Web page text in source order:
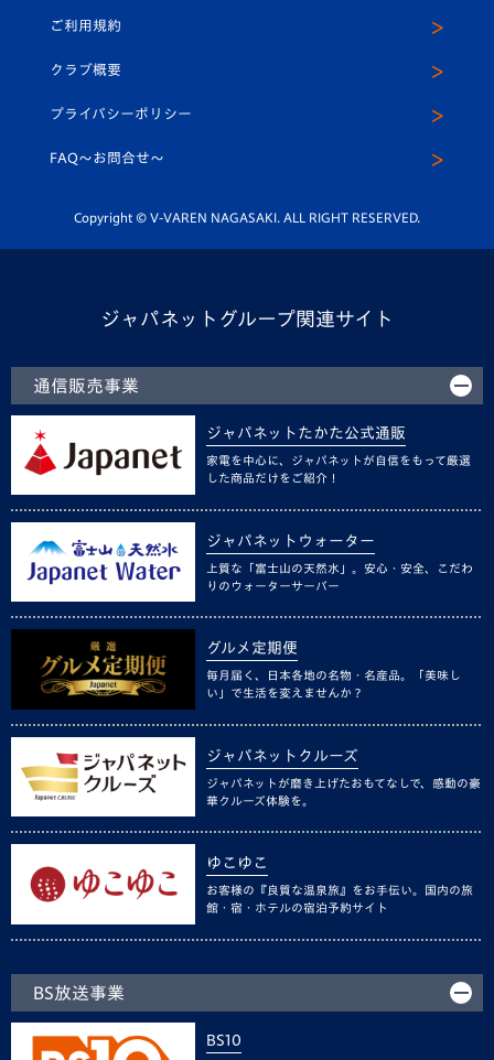
平和祈念活動
ホームタウン活動
スクール
ヴィヴィくんインスタグラム
公式LINE＠
ご利用規約
クラブ概要
プライバシーポリシー
FAQ〜お問合せ〜
Copyright © V-VAREN NAGASAKI. ALL RIGHT RESERVED.
ジャパネットグループ関連サイト
通信販売事業
ジャパネットたかた公式通販
家電を中心に、ジャパネットが自信をもって厳選
した商品だけをご紹介！
ジャパネットウォーター
上質な「富士山の天然水」。安心・安全、こだわ
りのウォーターサーバー
グルメ定期便
毎月届く、日本各地の名物・名産品。「美味し
い」で生活を変えませんか？
ジャパネットクルーズ
ジャパネットが磨き上げたおもてなしで、感動の豪
華クルーズ体験を。
ゆこゆこ
お客様の『良質な温泉旅』をお手伝い。国内の旅
館・宿・ホテルの宿泊予約サイト
BS放送事業
BS10